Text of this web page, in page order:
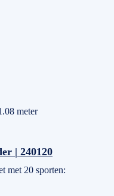
meter
| 240120
met 20 sporten: